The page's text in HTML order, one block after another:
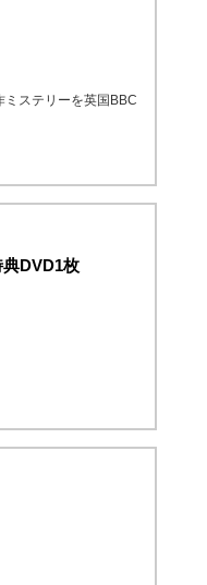
ステリーを英国BBC
DVD1枚